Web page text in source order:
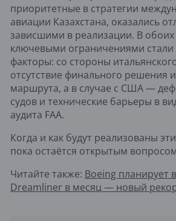
приоритетные в стратегии
авиации Казахстана, оказались
зависшими в реализации. В обоих
ключевыми ограничениями
факторы: со стороны
отсутствие финального решения
маршрута, а в случае с США —
судов и технические барьеры в
аудита FAA.
Когда и как будут реализованы
пока остаётся открытым
Читайте также: Boeing планирует
Dreamliner в месяц — новый